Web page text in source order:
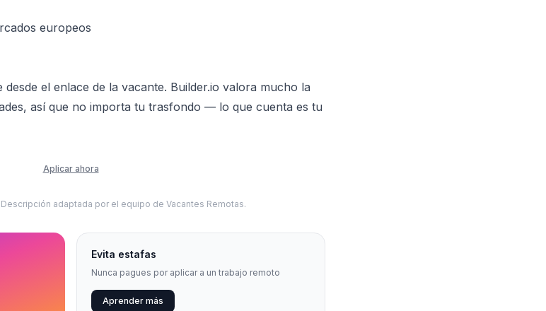
europeos
desde el enlace de la vacante. Builder.io valora mucho la
así que no importa tu trasfondo — lo que cuenta es tu
Aplicar ahora
Descripción adaptada por el equipo de Vacantes Remotas.
Evita estafas
Nunca pagues por aplicar a un trabajo remoto
Aprender más